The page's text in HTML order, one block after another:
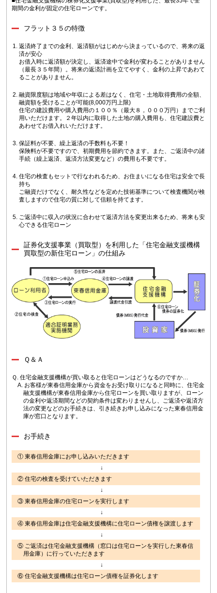
期間の金利が固定の住宅ローンです。
フラット３５の特徴
返済終了までの金利、返済額がはじめから決まっているので、将来の返
済が安心
お借入時に返済額が決定し、返済途中で金利が変わることがありません
（最長３５年間）。将来の返済計画を立てやすく、金利の上昇であわて
ることがありません。
融資限度額は地域や年収による差はなく、住宅・土地取得費用の全額、
融資額を受けることが可能(8,000万円上限)
住宅の建設費用や購入費用の１００％（最大８，０００万円）までご利
用いただけます。２年以内に取得した土地の購入費用も、住宅建設費と
あわせてお借入れいただけます。
保証料が不要、繰上返済の手数料も不要！
保険料が不要ですので、初期費用を節約できます。また、ご返済中の諸
手続（繰上返済、返済方法変更など）の費用も不要です。
住宅の検査もセットで行なわれるため、お住まいになる住宅は安全で長
持ち
ご融資だけでなく、耐久性などを定めた技術基準について検査機関が検
査しますので住宅の質に対して信頼を持てます。
ご返済中に収入の状況に合わせて返済方法を変更出来るため、将来も安
心できる住宅ローン
証券化支援事業（買取型）を利用した「住宅金融支援機構
買取型の新住宅ローン」の仕組み
Ｑ＆Ａ
Ｑ. 住宅金融支援機構が買い取ると住宅ローンはどうなるのですか…
A. お客様が東春信用金庫から資金をお受け取りになると同時に、住宅金
融支援機構が東春信用金庫から住宅ローンを買い取りますが、ローン
の金利や返済期間などの契約条件は変わりませんし、ご返済や返済方
法の変更などのお手続きは、引き続きお申し込みになった東春信用金
庫が窓口となります。
お手続き
① 東春信用金庫にお申し込みいただきます
↓
② 住宅の検査を受けていただきます
↓
③ 東春信用金庫の住宅ローンを実行します
↓
④ 東春信用金庫は住宅金融支援機構に住宅ローン債権を譲渡します
↓
⑤ ご返済は住宅金融支援機構（窓口は住宅ローンを実行した東春信
用金庫）に行っていただきます
↓
⑥ 住宅金融支援機構は住宅ローン債権を証券化します